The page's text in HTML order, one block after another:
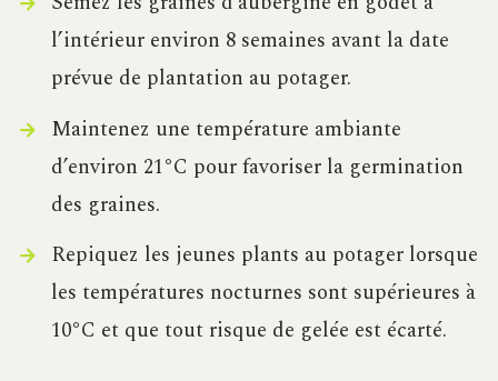
l’intérieur environ 8 semaines avant la date
prévue de plantation au potager.
Maintenez une température ambiante
d’environ 21°C pour favoriser la germination
des graines.
Repiquez les jeunes plants au potager lorsque
les températures nocturnes sont supérieures à
10°C et que tout risque de gelée est écarté.